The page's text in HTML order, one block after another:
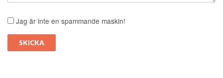
Jag är inte en spammande maskin!